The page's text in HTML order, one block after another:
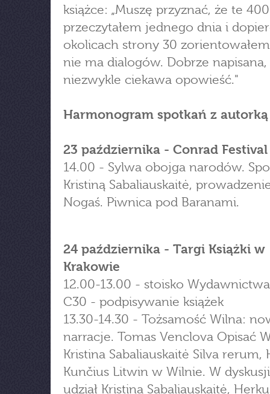
książce: „Muszę przyznać, że te
przeczytałem jednego dnia i
okolicach strony 30
nie ma dialogów. Dobrze napisana,
niezwykle ciekawa opowieść."
Harmonogram spotkań z autorką
23 października - Conrad Festival
14.00 - Sylwa obojga narodów.
Kristiną Sabaliauskaitė,
Nogaś. Piwnica pod Baranami.
24 października - Targi Książki w
Krakowie
12.00-13.00 - stoisko
C30 - podpisywanie książek
13.30-14.30 - Tożsamość Wilna:
narracje. Tomas Venclova Opisać
Kristina Sabaliauskaitė Silva rerum,
Kunčius Litwin w Wilnie. W
udział Kristina Sabaliauskaitė,